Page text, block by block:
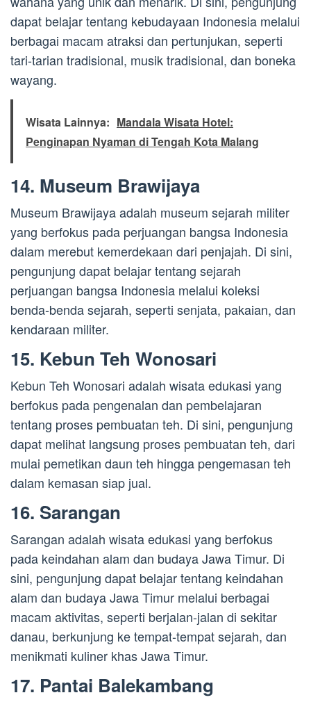
dapat belajar tentang kebudayaan Indonesia melalui
berbagai macam atraksi dan pertunjukan, seperti
tari-tarian tradisional, musik tradisional, dan boneka
wayang.
Wisata Lainnya: Mandala Wisata Hotel:
Penginapan Nyaman di Tengah Kota Malang
14. Museum Brawijaya
Museum Brawijaya adalah museum sejarah militer
yang berfokus pada perjuangan bangsa Indonesia
dalam merebut kemerdekaan dari penjajah. Di sini,
pengunjung dapat belajar tentang sejarah
perjuangan bangsa Indonesia melalui koleksi
benda-benda sejarah, seperti senjata, pakaian, dan
kendaraan militer.
15. Kebun Teh Wonosari
Kebun Teh Wonosari adalah wisata edukasi yang
berfokus pada pengenalan dan pembelajaran
tentang proses pembuatan teh. Di sini, pengunjung
dapat melihat langsung proses pembuatan teh, dari
mulai pemetikan daun teh hingga pengemasan teh
dalam kemasan siap jual.
16. Sarangan
Sarangan adalah wisata edukasi yang berfokus
pada keindahan alam dan budaya Jawa Timur. Di
sini, pengunjung dapat belajar tentang keindahan
alam dan budaya Jawa Timur melalui berbagai
macam aktivitas, seperti berjalan-jalan di sekitar
danau, berkunjung ke tempat-tempat sejarah, dan
menikmati kuliner khas Jawa Timur.
17. Pantai Balekambang